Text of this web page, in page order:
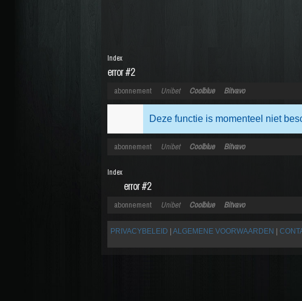
error #2
Index
abonnement Unibet Coolblue Bitvavo
Deze functie is momenteel niet
abonnement Unibet Coolblue Bitvavo
error #2
Index
abonnement Unibet Coolblue Bitvavo
PRIVACYBELEID ALGEMENE VOORWAARDEN